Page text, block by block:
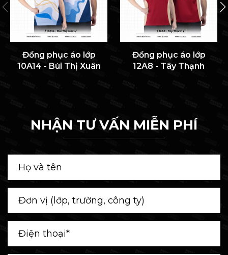
Đồng phục áo lớp
10A14 - Bùi Thị Xuân
Đồng phục áo lớp
12A8 - Tây Thạnh
NHẬN TƯ VẤN MIỄN PHÍ